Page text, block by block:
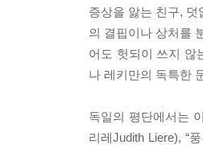
증상을 앓는 친구,
의 결핍이나 상처를
어도 헛되이 쓰지 않
나 레키만의 독특한
독일의 평단에서는
리레Judith Liere), “